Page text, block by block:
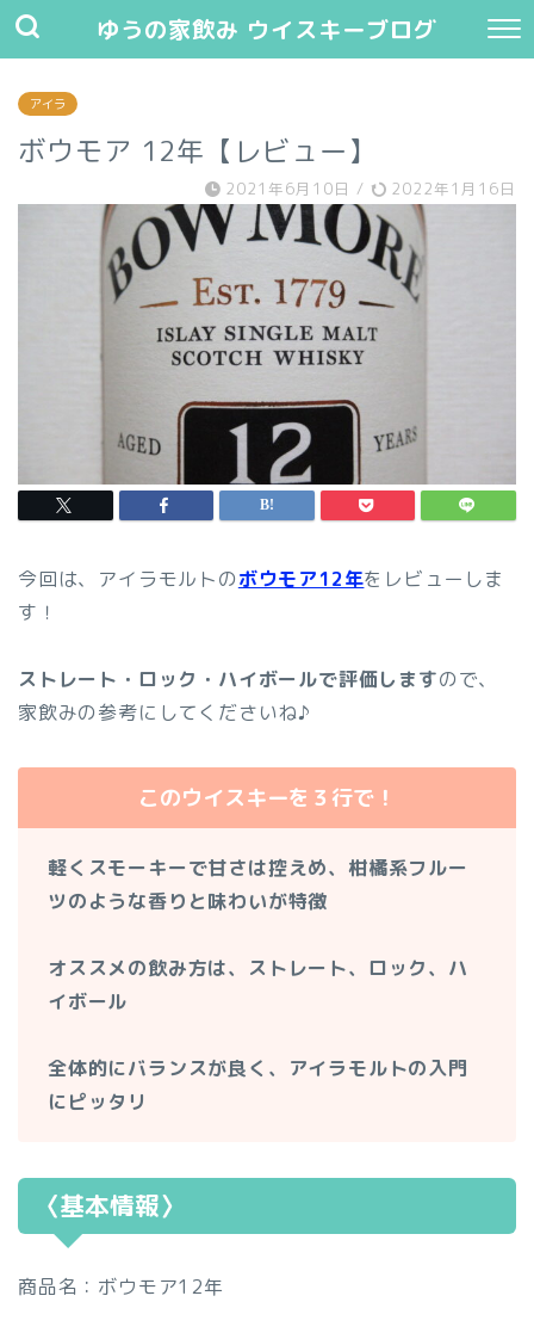
ゆうの家飲み ウイスキーブログ
アイラ
ボウモア 12年【レビュー】
2021年6月10日 / 2022年1月16日
今回は、アイラモルトのボウモア12年をレビューしま
す！
ストレート・ロック・ハイボールで評価しますので、
家飲みの参考にしてくださいね♪
このウイスキーを３行で！
軽くスモーキーで甘さは控えめ、柑橘系フルー
ツのような香りと味わいが特徴
オススメの飲み方は、ストレート、ロック、ハ
イボール
全体的にバランスが良く、アイラモルトの入門
にピッタリ
〈基本情報〉
商品名：ボウモア12年